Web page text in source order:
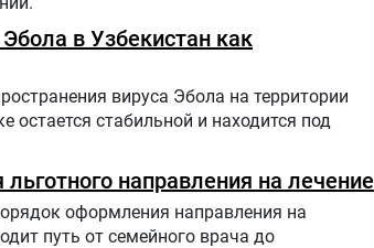
в Узбекистан как
вируса Эбола на территории
остается стабильной и находится под
направления на лечение
оформления направления на
путь от семейного врача до